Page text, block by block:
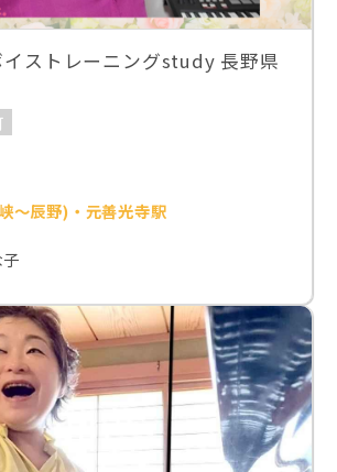
ストレーニングstudy 長野県
～辰野)・元善光寺駅